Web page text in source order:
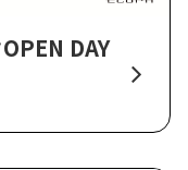
DAY